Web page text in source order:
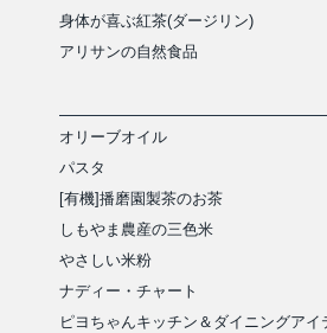
身体が喜ぶ紅茶(ダージリン)
アリサンの自然食品
オリーブオイル
パスタ
[有機]播磨園製茶のお茶
しもやま農産の三色米
やさしい米粉
ナディー・チャート
ピヨちゃんキッチン＆ダイニングアイ